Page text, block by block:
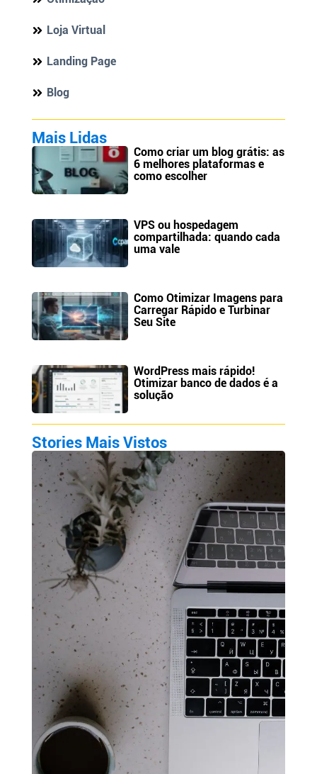
Loja Virtual
Landing Page
Blog
Mais Lidas
Como criar um blog grátis: as
6 melhores plataformas e
como escolher
VPS ou hospedagem
compartilhada: quando cada
uma vale
Como Otimizar Imagens para
Carregar Rápido e Turbinar
Seu Site
WordPress mais rápido!
Otimizar banco de dados é a
solução
Stories Mais Vistos